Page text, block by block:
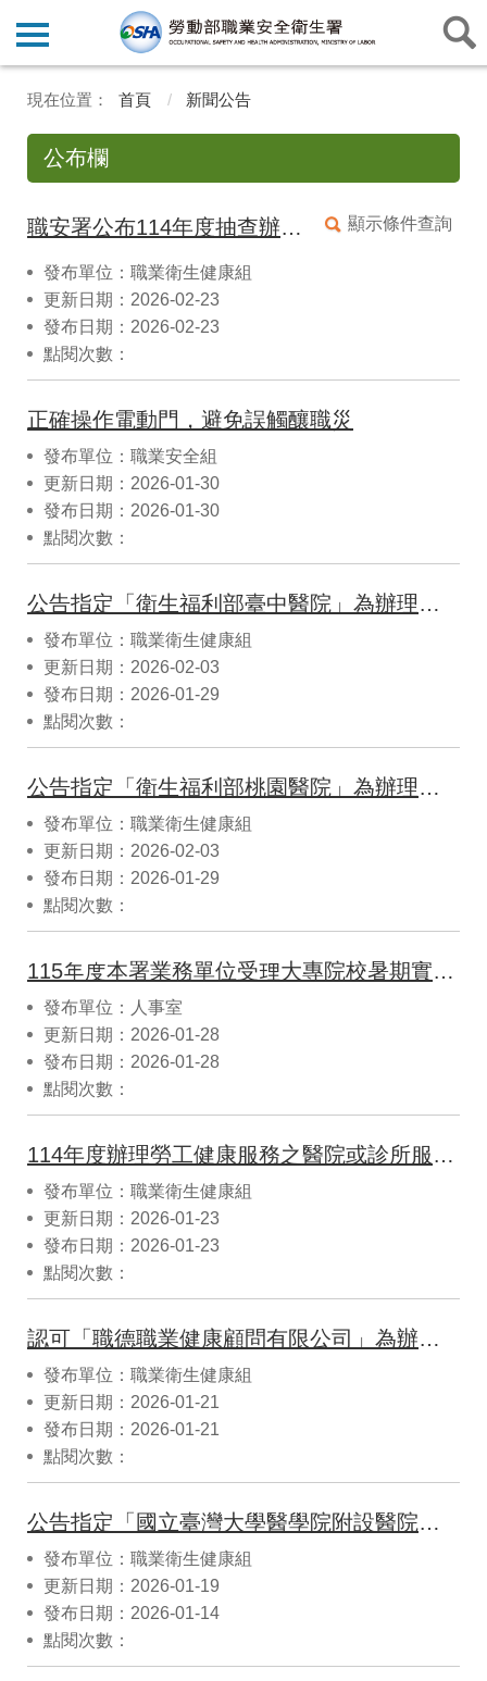
首頁 新聞公告
公布欄
顯示條件查詢
職安署公布114年度抽查辦理勞工體格(健康)檢查醫療機構之檢查品質結果列A級名單，提供事業單位與勞工優先選擇參考
發布單位：職業衛生健康組
更新日期：2026-02-23
發布日期：2026-02-23
點閱次數：
正確操作電動門，避免誤觸釀職災
發布單位：職業安全組
更新日期：2026-01-30
發布日期：2026-01-30
點閱次數：
公告指定「衛生福利部臺中醫院」為辦理勞工體格與健康檢查特定檢查項目之檢驗機構
發布單位：職業衛生健康組
更新日期：2026-02-03
發布日期：2026-01-29
點閱次數：
公告指定「衛生福利部桃園醫院」為辦理勞工體格與健康檢查特定檢查項目之檢驗機構
發布單位：職業衛生健康組
更新日期：2026-02-03
發布日期：2026-01-29
點閱次數：
115年度本署業務單位受理大專院校暑期實習生額度
發布單位：人事室
更新日期：2026-01-28
發布日期：2026-01-28
點閱次數：
114年度辦理勞工健康服務之醫院或診所服務品質查核結果
發布單位：職業衛生健康組
更新日期：2026-01-23
發布日期：2026-01-23
點閱次數：
認可「職德職業健康顧問有限公司」為辦理從事勞工健康服務護理與相關人員在職教育訓練之訓練機構
發布單位：職業衛生健康組
更新日期：2026-01-21
發布日期：2026-01-21
點閱次數：
公告指定「國立臺灣大學醫學院附設醫院」為辦理勞工體格與健康檢查特定檢查項目之檢驗機構
發布單位：職業衛生健康組
更新日期：2026-01-19
發布日期：2026-01-14
點閱次數：